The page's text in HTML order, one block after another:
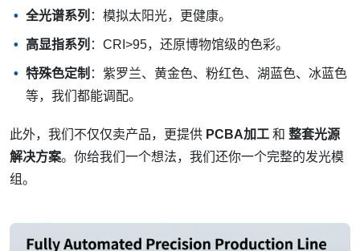
全光谱系列 ：模拟太阳光，更健康。
高显指系列 ：CRI>95，还原博物馆级的色彩。
特殊色定制 ：紫罗兰、黄金色、粉红色、湖蓝色、冰蓝色
等，我们都能调配。
此外，我们不仅仅卖产品，更提供 PCBA加工 和 整套光源
解决方案。你给我们一个想法，我们还你一个完整的发光模
组。